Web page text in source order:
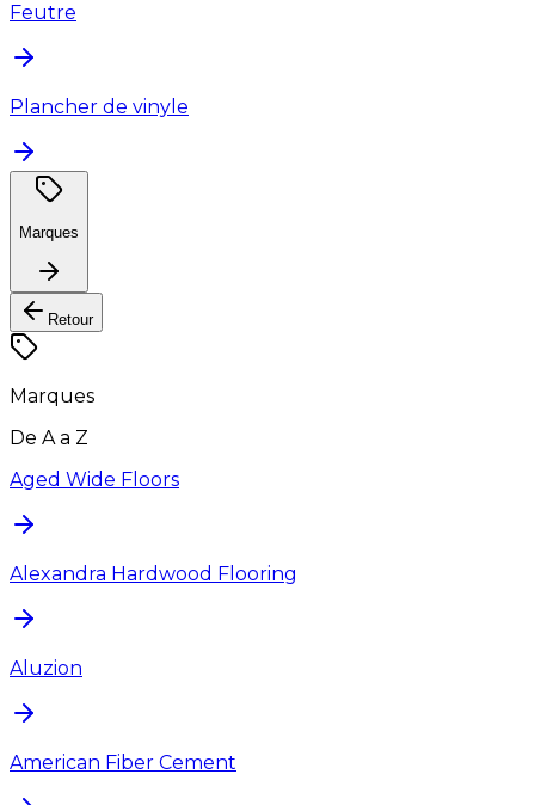
Feutre
Plancher de vinyle
Marques
Retour
Marques
De A a Z
Aged Wide Floors
Alexandra Hardwood Flooring
Aluzion
American Fiber Cement